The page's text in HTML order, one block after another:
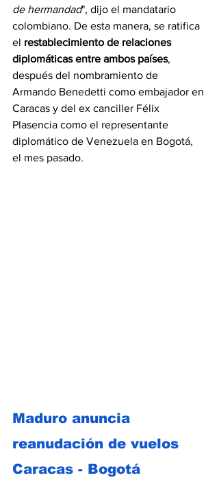
de hermandad", dijo el mandatario
colombiano. De esta manera, se ratifica
el restablecimiento de relaciones
diplomáticas entre ambos países,
después del nombramiento de
Armando Benedetti como embajador en
Caracas y del ex canciller Félix
Plasencia como el representante
diplomático de Venezuela en Bogotá,
el mes pasado.
Maduro anuncia
reanudación de vuelos
Caracas - Bogotá